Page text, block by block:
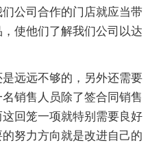
公司合作的门店就应当带
使他们了解我们公司以达
远远不够的，另外还需要
销售人员除了签合同销售
回笼一项就特别需要良好
努力方向就是改进自己的